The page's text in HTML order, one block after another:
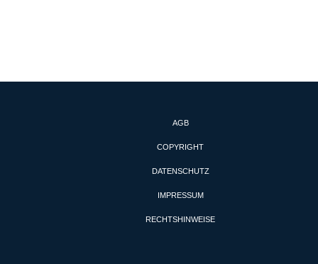
AGB
COPYRIGHT
DATENSCHUTZ
IMPRESSUM
RECHTSHINWEISE